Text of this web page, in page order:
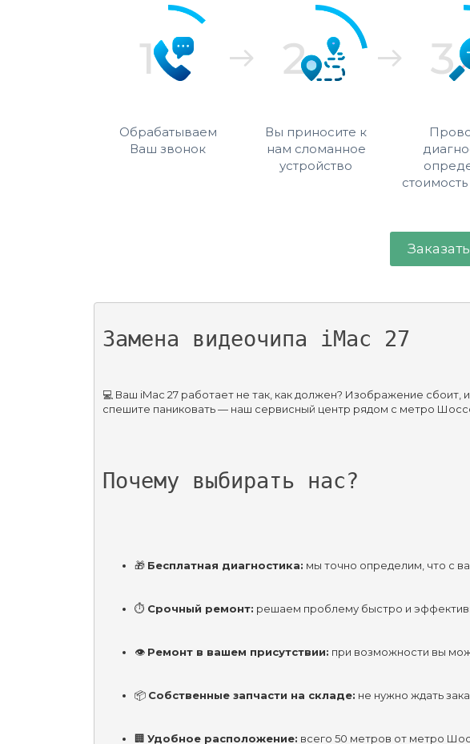
Обрабатываем
Ваш звонок
Вы приносите к
нам сломанное
устройство
Замена видеочипа iMac 27
‍💻 Ваш iMac 27 работает не так, как должен? Изображение
спешите паниковать — наш сервисный центр рядом с метро
Почему выбирать нас?
🎁 Бесплатная диагностика: мы точно определим, что с
⏱ Срочный ремонт: решаем проблему быстро и
👁 Ремонт в вашем присутствии: при возможности вы
📦 Собственные запчасти на складе: не нужно ждать
🏢 Удобное расположение: всего 50 метров от метро